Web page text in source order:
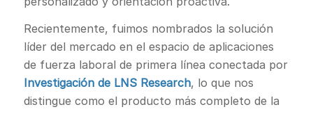
Recientemente, fuimos nombrados la solución
líder del mercado en el espacio de aplicaciones
de fuerza laboral de primera línea conectada por
Investigación de LNS Research, lo que nos
distingue como el producto más completo de la